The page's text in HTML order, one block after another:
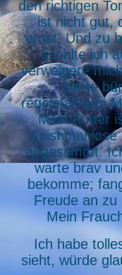
den richtigen
ist nicht gut,
ernst. Und zu
schalte ich
verweigere
gerne
regelmäßigen
Mein Futter
abgestimmt.
warte brav
bekomme;
Freude an zu
Mein
Ich habe
sieht, würde